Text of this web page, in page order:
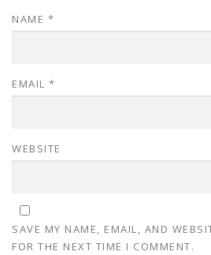
NAME *
EMAIL *
WEBSITE
SAVE MY NAME, EMAIL, AND
FOR THE NEXT TIME I COMMENT.